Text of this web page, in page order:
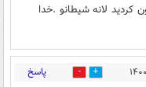
کردید لانه شیطانو .خدا
2 پاسخ